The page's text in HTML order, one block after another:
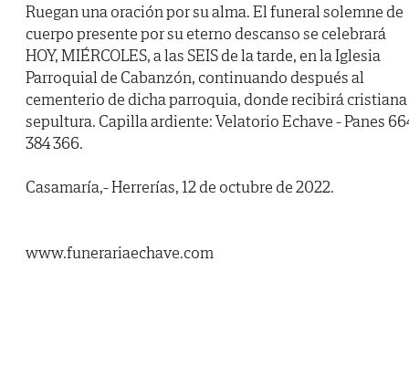
Ruegan una oración por su alma. El funeral solemne de
cuerpo presente por su eterno descanso se celebrará
HOY, MIÉRCOLES, a las SEIS de la tarde, en la Iglesia
Parroquial de Cabanzón, continuando después al
cementerio de dicha parroquia, donde recibirá cristiana
sepultura. Capilla ardiente: Velatorio Echave - Panes
384 366.
Casamaría,- Herrerías, 12 de octubre de 2022.
www.funerariaechave.com